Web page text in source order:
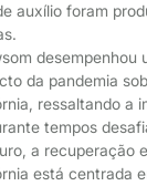
auxílio foram
desempenhou
da pandemia
ressaltando a
tempos
a recuperação
está centrada